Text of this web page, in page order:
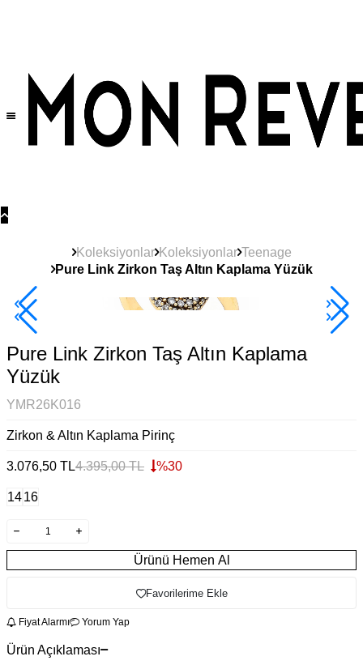
Koleksiyonlar Koleksiyonlar Teenage
Pure Link Zirkon Taş Altın Kaplama Yüzük
2+ Ürüne +%10
Pure Link Zirkon Taş Altın Kaplama
Yüzük
YMR26K016
Zirkon & Altın Kaplama Pirinç
3.076,50 TL4.395,00TL %30
1416
Ürünü Hemen Al
Favorilerime Ekle
Fiyat Alarmı Yorum Yap
Ürün Açıklaması